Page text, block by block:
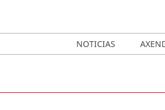
NOTICIAS